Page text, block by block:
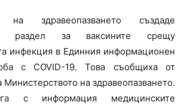
на здравеопазването създаде
раздел за ваксините срещу
инфекция в Единния информационен
с COVID-19. Това съобщиха от
на здравеопазването.
с информация медицинските